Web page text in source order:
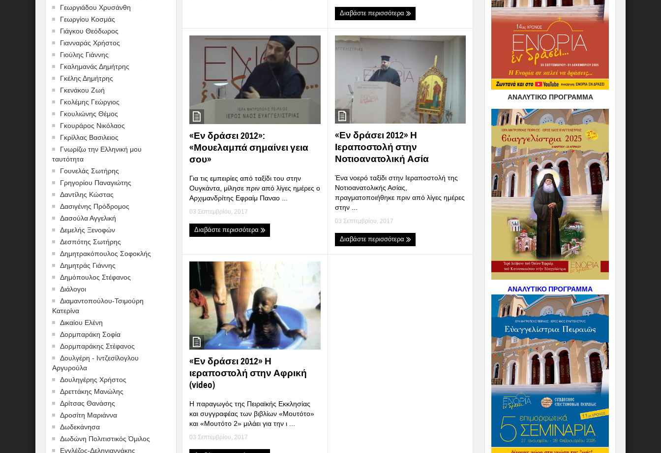
Γεωργιάδου Χρυσάνθη
Γεωργίου Κοσμάς
Γιάγκου Θεόδωρος
Γιανναράς Χρήστος
Γιούλης Γιάννης
Γκαλημανάς Δημήτρης
Γκέλης Δημήτρης
Γκενάκου Ζωή
Γκολέμης Γεώργιος
Γκουλιώνης Θέμος
Γκουράρος Νικόλαος
Γκρίλλας Βασιλειος
Γνωρίζω την Ελληνική μου
ταυτότητα
Γουνελάς Σωτήρης
Γρηγορίου Παναγιώτης
Δαντίλης Κώστας
Δασιγένης Πρόδρομος
Δασούλα Αγγελική
Δεμελής Ξενοφών
Δεσπότης Σωτήρης
Δημητρακόπουλος Σοφοκλής
Δημητράς Γιάννης
Δημόπουλος Στέφανος
Διάλογοι
Διαμαντοπούλου-Τσιμούρη
Κατερίνα
Δικαίου Ελένη
Δορμπαράκη Σοφία
Δορμπαράκης Στέφανος
Δουλγέρη - Ιντζεσίλογλου
Αργυρούλα
Δουληγέρης Χρήστος
Δρεττάκης Μανώλης
Δρίτσας Θανάσης
Δροσίτη Μαριάννα
Δωδεκάνησα
Δωδώνη Πολιτιστικός Όμιλος
Εγγλέζος-Δεληγιαννάκης
Διαβάστε περισσότερα
«Εν δράσει 2012»:
«Μουελαμπά σημαίνει γεια
σου»
Για τις εμπειρίες από ταξίδι του στην
Ουγκάντα, μίλησε πριν από λίγες ημέρες ο
Αρχιμανδρίτης Εφραίμ Παναο ...
03 Σεπτεμβρίου, 2017
Διαβάστε περισσότερα
«Εν δράσει 2012» Η
Ιεραποστολή στην
Νοτιοανατολική Ασία
Ένα νοερό ταξίδι στην Ιεραποστολή της
Νοτιοανατολικής Ασίας,
πραγματοποιήθηκε πριν από λίγες ημέρες
στην ...
03 Σεπτεμβρίου, 2017
Διαβάστε περισσότερα
«Εν δράσει 2012» Η
ιεραποστολή στην Αφρική
(video)
Η παραγωγός της Πειραϊκής Εκκλησίας
και συγγραφέας των βιβλίων «Μουτότο»
και «Μουτότο 2» μιλάει για την ι ...
03 Σεπτεμβρίου, 2017
ΑΝΑΛΥΤΙΚΟ ΠΡΟΓΡΑΜΜΑ
ΑΝΑΛΥΤΙΚΟ ΠΡΟΓΡΑΜΜΑ